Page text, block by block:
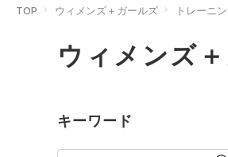
TOP ウィメンズ＋ガールズ トレーニ
ウィメンズ
キーワード